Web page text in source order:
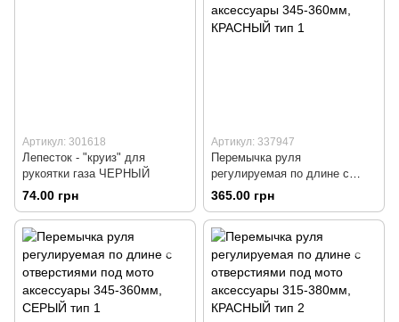
Артикул: 301618
Лепесток - "круиз" для
рукоятки газа ЧЕРНЫЙ
74.00 грн
Артикул: 337947
Перемычка руля
регулируемая по длине с
отверстиями под мото
аксессуары 345-360мм,
КРАСНЫЙ тип 1
365.00 грн